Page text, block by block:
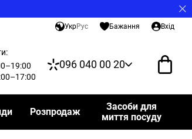
УкрРус Бажання Вхід
096 040 00 20
Розпродаж
Засоби для
миття посуду